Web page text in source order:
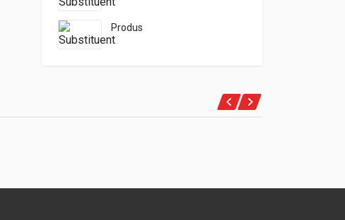
Produs